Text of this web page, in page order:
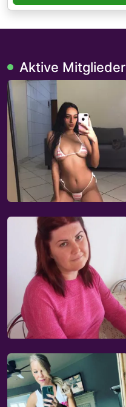
Aktive Mitglieder